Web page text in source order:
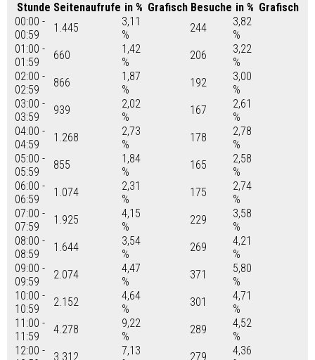
Stunde Seitenaufrufe in % Grafisch Besuche in % Grafisch
00:00 -
00:59
1.445
3,11
%
244
3,82
%
01:00 -
01:59
660
1,42
%
206
3,22
%
02:00 -
02:59
866
1,87
%
192
3,00
%
03:00 -
03:59
939
2,02
%
167
2,61
%
04:00 -
04:59
1.268
2,73
%
178
2,78
%
05:00 -
05:59
855
1,84
%
165
2,58
%
06:00 -
06:59
1.074
2,31
%
175
2,74
%
07:00 -
07:59
1.925
4,15
%
229
3,58
%
08:00 -
08:59
1.644
3,54
%
269
4,21
%
09:00 -
09:59
2.074
4,47
%
371
5,80
%
10:00 -
10:59
2.152
4,64
%
301
4,71
%
11:00 -
11:59
4.278
9,22
%
289
4,52
%
12:00 -
3.312
7,13
279
4,36